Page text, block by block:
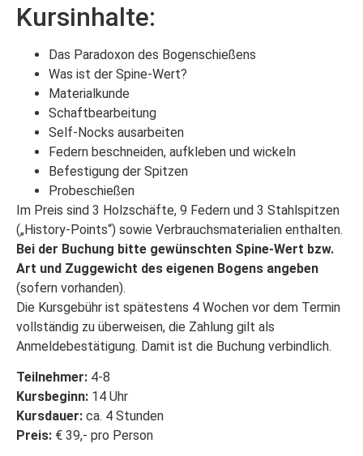
Kursinhalte:
Das Paradoxon des Bogenschießens
Was ist der Spine-Wert?
Materialkunde
Schaftbearbeitung
Self-Nocks ausarbeiten
Federn beschneiden, aufkleben und wickeln
Befestigung der Spitzen
Probeschießen
Im Preis sind 3 Holzschäfte, 9 Federn und 3 Stahlspitzen
(„History-Points“) sowie Verbrauchsmaterialien enthalten.
Bei der Buchung bitte gewünschten Spine-Wert bzw.
Art und Zuggewicht des eigenen Bogens angeben
(sofern vorhanden).
Die Kursgebühr ist spätestens 4 Wochen vor dem Termin
vollständig zu überweisen, die Zahlung gilt als
Anmeldebestätigung. Damit ist die Buchung verbindlich.
Teilnehmer: 4-8
Kursbeginn: 14 Uhr
Kursdauer: ca. 4 Stunden
Preis: € 39,- pro Person